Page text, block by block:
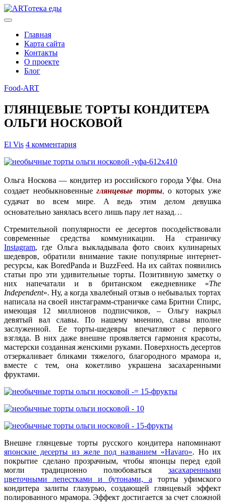
Главная
Карта сайта
Контакты
О проекте
Блог
Food-ART
ГЛЯНЦЕВЫЕ ТОРТЫ КОНДИТЕРА
ОЛЬГИ НОСКОВОЙ
El Vis 4 комментария
Ольга Носкова — кондитер из российского города Уфы. Она
создает необыкновенные глянцевые торты, о которых уже
судачат во всем мире. А ведь этим делом девушка
основательно занялась всего лишь пару лет назад…
Стремительной популярности ее десертов посодействовали
современные средства коммуникации. На страничку
Instagram, где Ольга выкладывала фото своих кулинарных
шедевров, обратили внимание такие популярные интернет-
ресурсы, как BoredPanda и BuzzFeed. На их сайтах появились
статьи про эти удивительные торты. Позитивную заметку о
них напечатали и в британском ежедневнике «The
Independent». Ну, а когда хвалебный отзыв о небывалых тортах
написала на своей инстаграмм-страничке сама Бритни Спирс,
имеющая 12 миллионов подписчиков, – Ольгу накрыл
девятый вал славы. По нашему мнению, славы вполне
заслуженной. Ее торты-шедевры впечатляют с первого
взгляда. В них даже внешне проявляется гармония красоты,
мастерски созданная женскими руками. Поверхность десертов
отзеркаливает бликами тяжелого, благородного мрамора и,
вместе с тем, она кокетливо украшена засахаренными
фруктами.
Внешне глянцевые торты русского кондитера напоминают
японские десерты из желе под названием «Havaro». Но их
покрытие сделано прозрачным, чтобы японцы перед едой
могли традиционно полюбоваться засахаренными
цветочными лепестками и бутонами, а торты уфимского
кондитера залиты глазурью, создающей глянцевый эффект
полированного мрамора. Эффект достигается за счет сложной